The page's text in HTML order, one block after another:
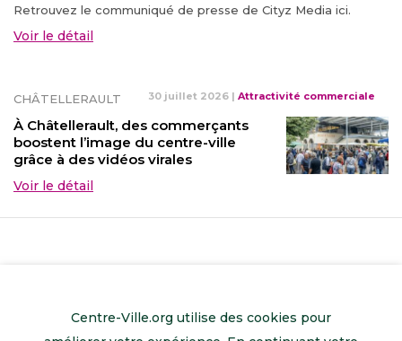
Retrouvez le communiqué de presse de Cityz Media ici.
Voir le détail
CHÂTELLERAULT 30 juillet 2026 | Attractivité commerciale
À Châtellerault, des commerçants
boostent l’image du centre-ville
grâce à des vidéos virales
Voir le détail
Centre-Ville.org utilise des cookies pour